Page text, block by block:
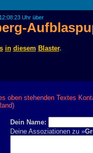
Uhr über
in diesem Blaster.
oben stehenden Textes
Dein Name:
Deine Assoziationen zu »